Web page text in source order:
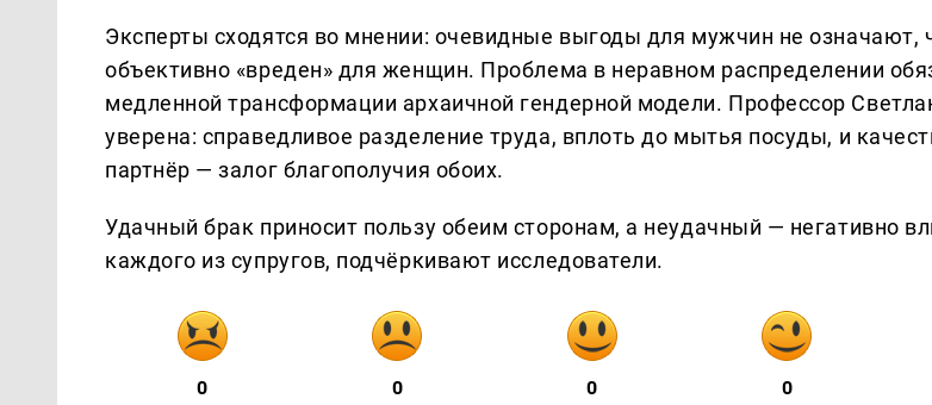
Эксперты сходятся во мнении: очевидные выгоды для мужчин не означают,
объективно «вреден» для женщин. Проблема в неравном распределении
медленной трансформации архаичной гендерной модели. Профессор
уверена: справедливое разделение труда, вплоть до мытья посуды, и
партнёр — залог благополучия обоих.
Удачный брак приносит пользу обеим сторонам, а неудачный — негативно
каждого из супругов, подчёркивают исследователи.
0 0 0 0